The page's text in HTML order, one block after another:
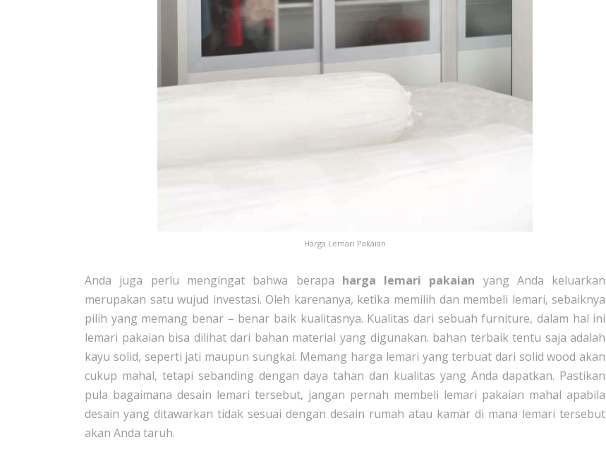
Harga Lemari Pakaian
Anda juga perlu mengingat bahwa berapa harga lemari pakaian yang Anda keluarkan
merupakan satu wujud investasi. Oleh karenanya, ketika memilih dan membeli lemari, sebaiknya
pilih yang memang benar – benar baik kualitasnya. Kualitas dari sebuah furniture, dalam hal ini
lemari pakaian bisa dilihat dari bahan material yang digunakan. bahan terbaik tentu saja adalah
kayu solid, seperti jati maupun sungkai. Memang harga lemari yang terbuat dari solid wood akan
cukup mahal, tetapi sebanding dengan daya tahan dan kualitas yang Anda dapatkan. Pastikan
pula bagaimana desain lemari tersebut, jangan pernah membeli lemari pakaian mahal apabila
desain yang ditawarkan tidak sesuai dengan desain rumah atau kamar di mana lemari tersebut
akan Anda taruh.